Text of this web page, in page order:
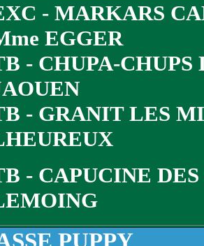
- MARKARS
EGGER
- CHUPA-
- GRANIT LES
- CAPUCINE